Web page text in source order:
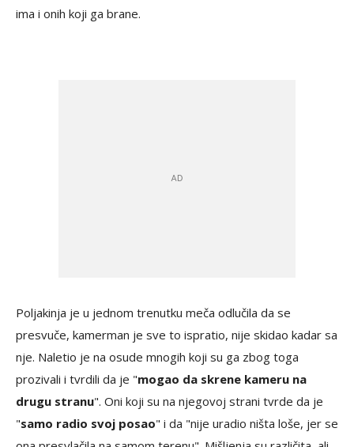
ima i onih koji ga brane.
Poljakinja je u jednom trenutku meča odlučila da se
presvuče, kamerman je sve to ispratio, nije skidao kadar sa
nje. Naletio je na osude mnogih koji su ga zbog toga
prozivali i tvrdili da je "mogao da skrene kameru na
drugu stranu". Oni koji su na njegovoj strani tvrde da je
"samo radio svoj posao" i da "nije uradio ništa loše, jer se